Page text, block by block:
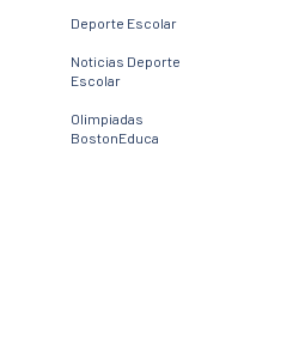
Deporte Escolar
Noticias Deporte
Escolar
Olimpiadas
BostonEduca